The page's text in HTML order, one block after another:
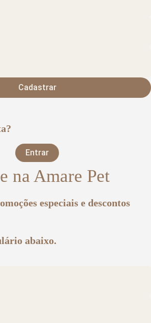
Cadastrar
Entrar
na Amare Pet
especiais e descontos
abaixo.